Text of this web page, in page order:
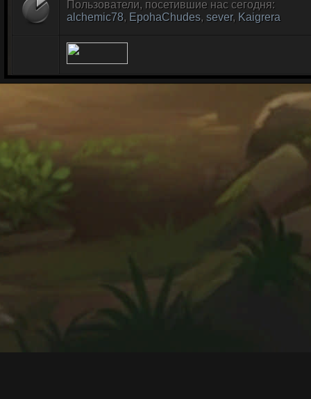
Пользователи, посетившие нас сегодня:
alchemic78, EpohaChudes, sever, Kaigrera